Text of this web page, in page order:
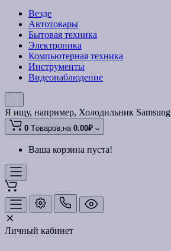
Везде
Автотовары
Бытовая техника
Электроника
Компьютерная техника
Инструменты
Видеонаблюдение
Я ищу, например, Холодильник Samsung
0 Tоваров,на 0.00₽
Ваша корзина пуста!
Личный кабинет